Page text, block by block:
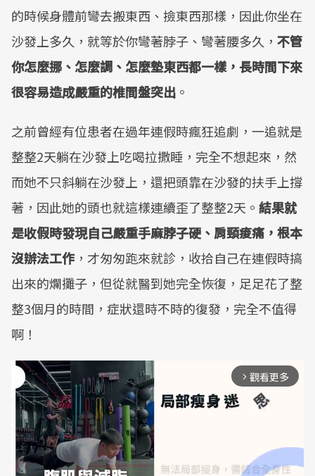
的時候身體前彎去搬東西、撿東西那樣，因此你坐在
沙發上多久，就等於你彎著脖子、彎著腰多久， 不管
你怎麼挪、怎麼調、怎麼墊東西都一樣，長時間下來
很容易造成嚴重的椎間盤突出 。
之前曾經有位患者在過年連假時瘋狂追劇，一追就是
整整2天躺在沙發上吃喝拉撒睡，完全不想起來，然
而她不只斜躺在沙發上，還把頭靠在沙發的扶手上撐
著，因此她的頭也就這樣連續歪了整整2天。 結果就
是收假時發現自己嚴重手麻脖子硬、肩頸痠痛，根本
沒辦法工作，才匆匆跑來就診，收拾自己在連假時搞
出來的爛攤子，但從就醫到她完全恢復，足足花了整
整3個月的時間，症狀還時不時的復發，完全不值得
啊！
arrow_forward_ios 觀看更多